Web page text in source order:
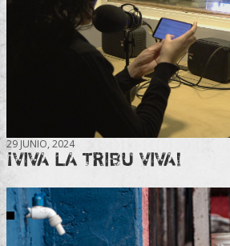
29 JUNIO, 2024
¡VIVA LA TRIBU VIVA!